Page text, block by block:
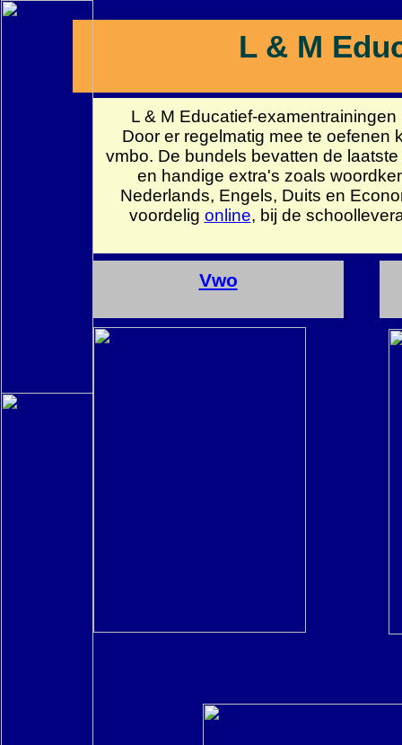
L & M
L & M Educatief-
Door er regelmatig mee te oefenen
vmbo. De bundels bevatten de laatste
en handige extra's zoals
Nederlands, Engels, Duits en
voordelig online, bij de
Vwo